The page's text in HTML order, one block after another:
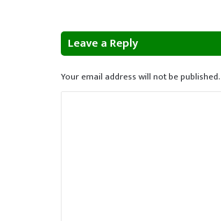
Leave a Reply
Your email address will not be published.